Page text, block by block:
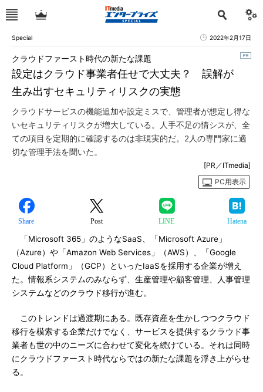
Special 2022年2月17日
設定はクラウド事業者任せで大丈夫？ 誤解が
生み出すセキュリティリスクの実態
クラウドファースト時代の新たな課題
クラウドサービスの機能追加や設定ミスで、管理者が想定し得な
いセキュリティリスクが増大している。人手不足の情シスが、全
ての項目を定期的に確認するのは非現実的だ。2人の専門家に適
切な管理手法を聞いた。
[PR／ITmedia]
PC用表示
Share Post LINE Hatena
「Microsoft 365」のようなSaaS、「Microsoft Azure」
（Azure）や「Amazon Web Services」（AWS）、「Google
Cloud Platform」（GCP）といったIaaSを採用する企業が増え
た。情報系システムのみならず、生産管理や顧客管理、人事管理
システムなどのクラウド移行が進む。
このトレンドは過渡期にある。既存資産を生かしつつクラウド
移行を模索する企業だけでなく、サービスを提供するクラウド事
業者も世の中のニーズに合わせて変化を続けている。それは同時
にクラウドファースト時代ならではの新たな課題を浮き上がらせ
る。